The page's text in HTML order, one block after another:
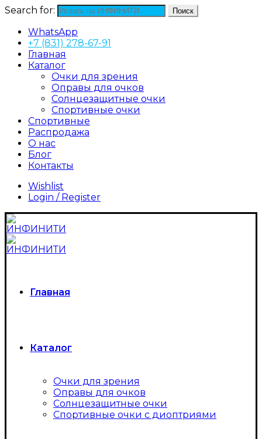
Search for: Поиск
WhatsApp
+7 (831) 278-67-91
Главная
Каталог
Очки для зрения
Оправы для очков
Солнцезащитные очки
Спортивные очки
Спортивные
Распродажа
О нас
Блог
Контакты
Wishlist
Login / Register
Главная
Каталог
Очки для зрения
Оправы для очков
Солнцезащитные очки
Спортивные очки с диоптриями